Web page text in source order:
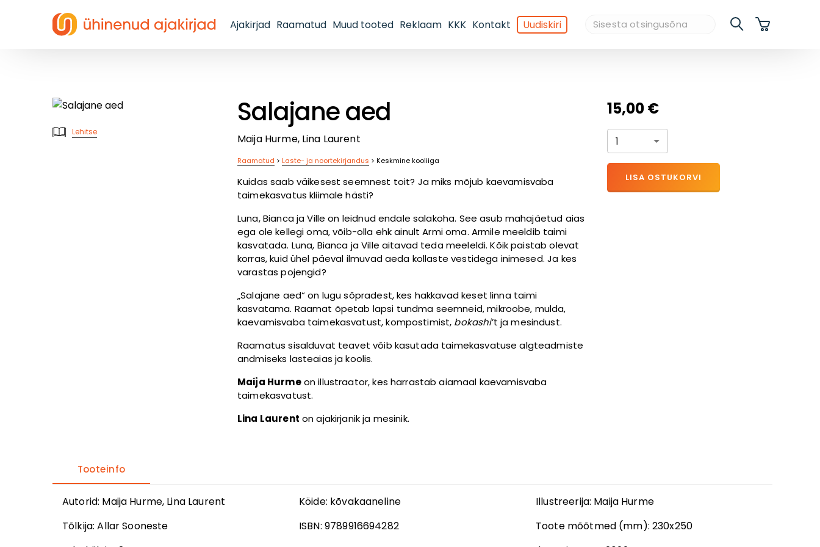
Ajakirjad Raamatud Muud tooted Reklaam KKK Kontakt Uudiskiri
Lehitse
Salajane aed
Maija Hurme, Lina Laurent
Raamatud > Laste- ja noortekirjandus > Keskmine kooliiga
Kuidas saab väikesest seemnest toit? Ja miks mõjub kaevamisvaba
taimekasvatus kliimale hästi?
Luna, Bianca ja Ville on leidnud endale salakoha. See asub mahajäetud aias
ega ole kellegi oma, võib-olla ehk ainult Armi oma. Armile meeldib taimi
kasvatada. Luna, Bianca ja Ville aitavad teda meeleldi. Kõik paistab olevat
korras, kuid ühel päeval ilmuvad aeda kollaste vestidega inimesed. Ja kes
varastas pojengid?
„Salajane aed“ on lugu sõpradest, kes hakkavad keset linna taimi
kasvatama. Raamat õpetab lapsi tundma seemneid, mikroobe, mulda,
kaevamisvaba taimekasvatust, kompostimist, bokashi’t ja mesindust.
Raamatus sisalduvat teavet võib kasutada taimekasvatuse algteadmiste
andmiseks lasteaias ja koolis.
Maija Hurmeon illustraator, kes harrastab aiamaal kaevamisvaba
taimekasvatust.
Lina Laurent on ajakirjanik ja mesinik.
15,00 €
1
LISA OSTUKORVI
Tooteinfo
Autorid: Maija Hurme, Lina Laurent Köide: kõvakaaneline Illustreerija: Maija Hurme
Tõlkija:Allar Sooneste ISBN: 9789916694282 Toote mõõtmed (mm):230x250